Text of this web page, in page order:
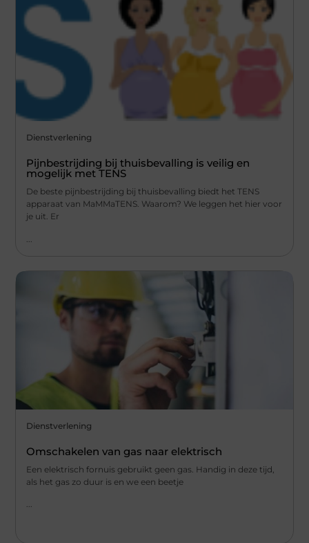
Dienstverlening
Pijnbestrijding bij thuisbevalling is veilig en
mogelijk met TENS
De beste pijnbestrijding bij thuisbevalling biedt het TENS
apparaat van MaMMaTENS. Waarom? We leggen het hier voor
je uit. Er
Dienstverlening
Omschakelen van gas naar elektrisch
Een elektrisch fornuis gebruikt geen gas. Handig in deze tijd,
als het gas zo duur is en we een beetje